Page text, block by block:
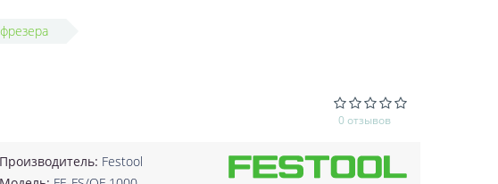
0 отзывов
Производитель: Festool